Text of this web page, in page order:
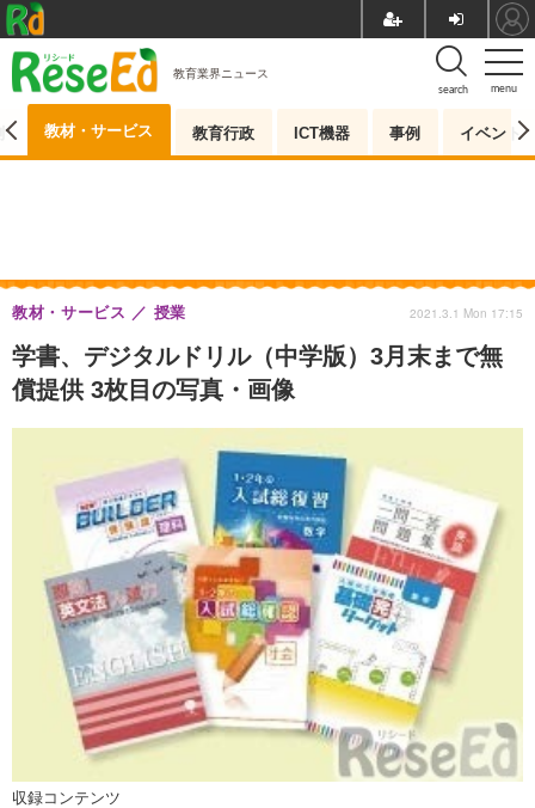
menu
search
教育業界ニュース
教材・サービス 教育行政 ICT機器 事例 イベント
学書、デジタルドリル（中学版）3月末まで無
償提供 3枚目の写真・画像
教材・サービス 授業 2021.3.1 Mon 17:15
収録コンテンツ